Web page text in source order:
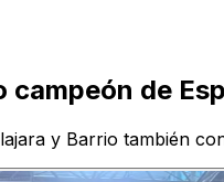
de
y Barrio también